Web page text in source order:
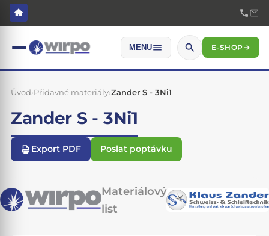
MENU E-SHOP→
Úvod›Přídavné materiály›Zander S - 3Ni1
Zander S - 3Ni1
Export PDF Poslat poptávku
Materiálový
list